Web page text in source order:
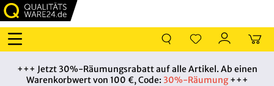
+++ Jetzt 30%-Räumungsrabatt auf alle Artikel. Ab einen
Warenkorbwert von 100 €, Code: 30%-Räumung+++